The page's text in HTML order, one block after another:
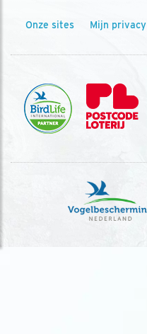
Onze sites Mijn privacy